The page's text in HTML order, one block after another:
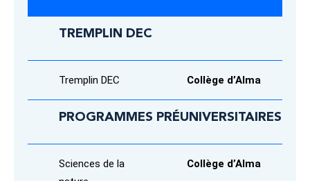
TREMPLIN DEC
Tremplin DEC Collège d’Alma
PROGRAMMES PRÉUNIVERSITAIRES
Sciences de la
Collège d’Alma